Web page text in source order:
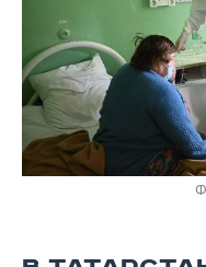
КОМУ
ТОРГОВЫЕ ЦЕНТРЫ
ТАТАРСТАНА
ИНВЕСТИЦИИ
МАШИНОСТРОЕНИЕ
НЕФТЕХИМИЯ
НЕФТЬ
ОПК
НОВОСТИ АВТО
БИЗНЕС
НОВОСТИ БИЗНЕСА
РОЗНИЧНАЯ
ТРАНСПОРТ
ТЕХНОЛОГИИ
НОВОСТИ
IT
МЕРОПРИЯТИЯ
НОВОСТИ
СПОРТ